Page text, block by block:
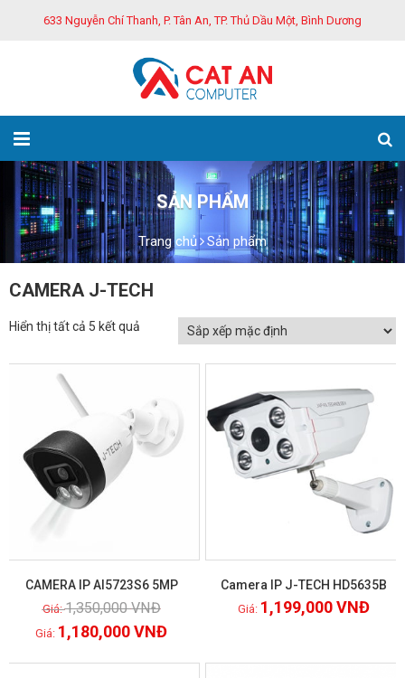
633 Nguyễn Chí Thanh, P. Tân An, TP. Thủ Dầu Một, Bình Dương
SẢN PHẨM
Trang chủ Sản phẩm
CAMERA J-TECH
Hiển thị tất cả 5 kết quả
Xem chi tiết
CAMERA IP AI5723S6 5MP
1,350,000VNĐ
1,180,000VNĐ
Camera IP J-TECH HD5635B
1,199,000VNĐ